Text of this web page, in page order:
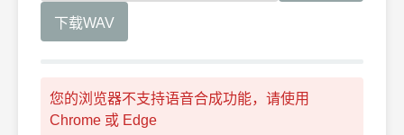
下载WAV
您的浏览器不支持语音合成功能，请使用
Chrome 或 Edge